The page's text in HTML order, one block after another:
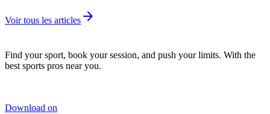
Voir tous les articles arrow_forward
Find your sport, book your session, and push your limits. With the
best sports pros near you.
Download on